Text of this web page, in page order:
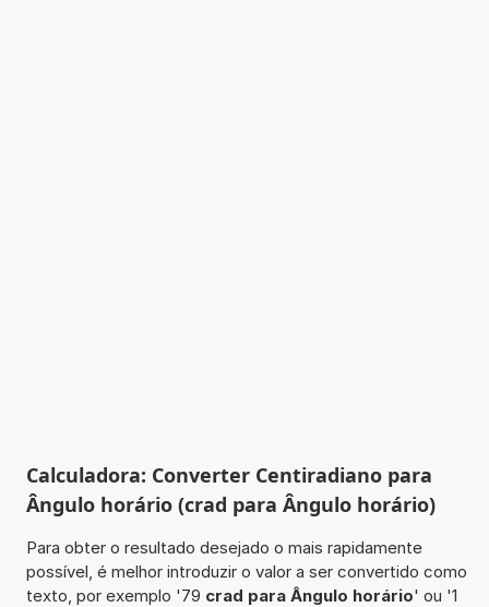
Calculadora: Converter Centiradiano para
Ângulo horário (crad para Ângulo horário)
Para obter o resultado desejado o mais rapidamente
possível, é melhor introduzir o valor a ser convertido como
texto, por exemplo '79 crad para Ângulo horário' ou '1